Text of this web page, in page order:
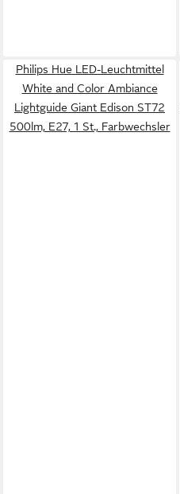
Philips Hue LED-Leuchtmittel
White and Color Ambiance
Lightguide Giant Edison ST72
500lm, E27, 1 St., Farbwechsler